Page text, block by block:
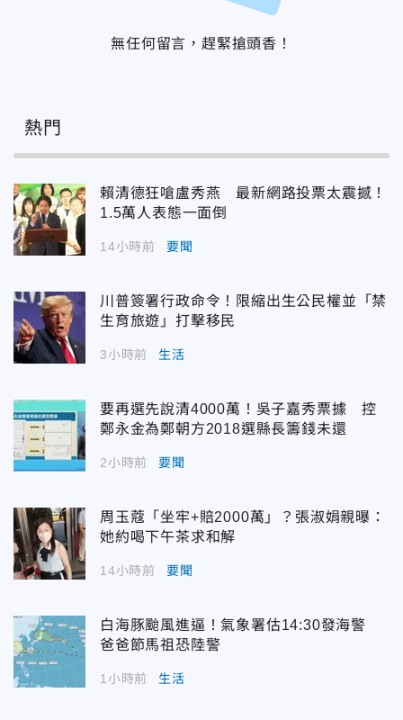
無任何留言，趕緊搶頭香！
熱門
賴清德狂嗆盧秀燕 最新網路投票太震撼！
1.5萬人表態一面倒
14小時前 要聞
川普簽署行政命令！限縮出生公民權並「禁
生育旅遊」打擊移民
3小時前 生活
要再選先說清4000萬！吳子嘉秀票據 控
鄭永金為鄭朝方2018選縣長籌錢未還
2小時前 要聞
周玉蔻「坐牢+賠2000萬」？張淑娟親曝：
她約喝下午茶求和解
14小時前 要聞
白海豚颱風進逼！氣象署估14:30發海警
爸爸節馬祖恐陸警
1小時前 生活